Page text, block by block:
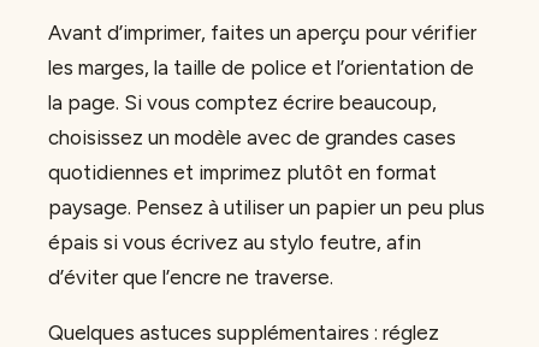
Avant d’imprimer, faites un aperçu pour vérifier
les marges, la taille de police et l’orientation de
la page. Si vous comptez écrire beaucoup,
choisissez un modèle avec de grandes cases
quotidiennes et imprimez plutôt en format
paysage. Pensez à utiliser un papier un peu plus
épais si vous écrivez au stylo feutre, afin
d’éviter que l’encre ne traverse.
Quelques astuces supplémentaires : réglez